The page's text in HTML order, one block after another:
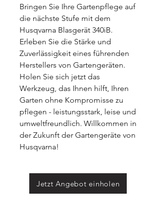
Bringen Sie Ihre Gartenpflege auf
die nächste Stufe mit dem
Husqvarna Blasgerät 340iB.
Erleben Sie die Stärke und
Zuverlässigkeit eines führenden
Herstellers von Gartengeräten.
Holen Sie sich jetzt das
Werkzeug, das Ihnen hilft, Ihren
Garten ohne Kompromisse zu
pflegen - leistungsstark, leise und
umweltfreundlich. Willkommen in
der Zukunft der Gartengeräte von
Husqvarna!
Jetzt Angebot einholen